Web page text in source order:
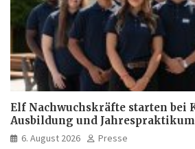
Elf Nachwuchskräfte starten bei
Ausbildung und Jahrespraktikum
6. August 2026
Presse